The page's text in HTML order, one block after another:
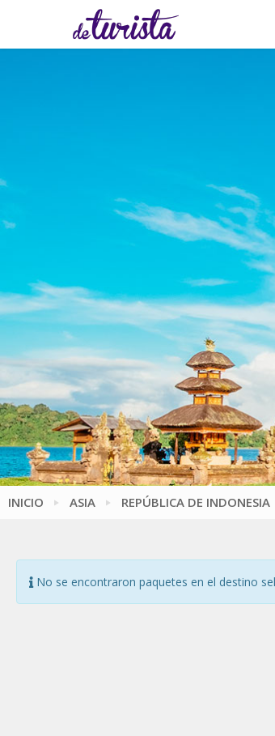
INICIO ASIA REPÚBLICA DE INDONESIA
No se encontraron paquetes en el destino